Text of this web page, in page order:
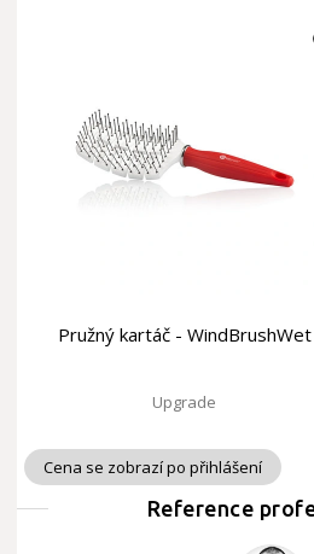
Pružný kartáč - WindBrushWet
Upgrade
Cena se zobrazí po přihlášení
Reference